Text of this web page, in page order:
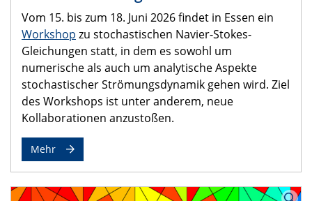
Vom 15. bis zum 18. Juni 2026 findet in Essen ein
Workshop zu stochastischen Navier-Stokes-
Gleichungen statt, in dem es sowohl um
numerische als auch um analytische Aspekte
stochastischer Strömungsdynamik gehen wird. Ziel
des Workshops ist unter anderem, neue
Kollaborationen anzustoßen.
Mehr